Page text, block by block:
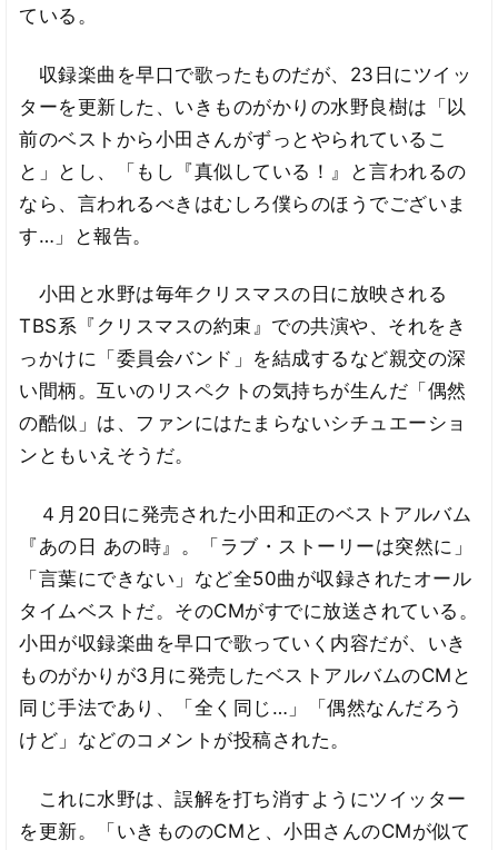
ている。
収録楽曲を早口で歌ったものだが、23日にツイッ
ターを更新した、いきものがかりの水野良樹は「以
前のベストから小田さんがずっとやられているこ
と」とし、「もし『真似している！』と言われるの
なら、言われるべきはむしろ僕らのほうでございま
す…」と報告。
小田と水野は毎年クリスマスの日に放映される
TBS系『クリスマスの約束』での共演や、それをき
っかけに「委員会バンド」を結成するなど親交の深
い間柄。互いのリスペクトの気持ちが生んだ「偶然
の酷似」は、ファンにはたまらないシチュエーショ
ンともいえそうだ。
４月20日に発売された小田和正のベストアルバム
『あの日 あの時』。「ラブ・ストーリーは突然に」
「言葉にできない」など全50曲が収録されたオール
タイムベストだ。そのCMがすでに放送されている。
小田が収録楽曲を早口で歌っていく内容だが、いき
ものがかりが3月に発売したベストアルバムのCMと
同じ手法であり、「全く同じ…」「偶然なんだろう
けど」などのコメントが投稿された。
これに水野は、誤解を打ち消すようにツイッター
を更新。「いきもののCMと、小田さんのCMが似て